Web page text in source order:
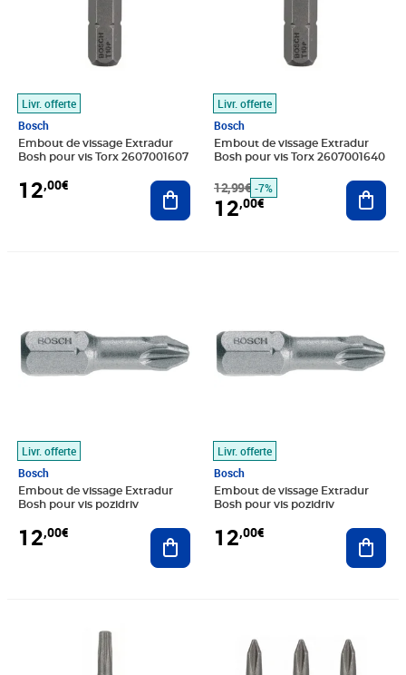
Livr. offerte
Bosch
Embout de vissage Extradur
Bosh pour vis Torx 2607001607
12,00€ Ajouter au panier
Livr. offerte
Bosch
Embout de vissage Extradur
Bosh pour vis Torx 2607001640
12,99€ -7%
12,00€
Livr. offerte
Bosch
Embout de vissage Extradur
Bosh pour vis pozidriv
12,00€ Ajouter au panier
Livr. offerte
Bosch
Embout de vissage Extradur
Bosh pour vis pozidriv
12,00€